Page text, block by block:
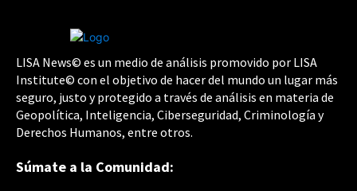
LISA News© es un medio de análisis promovido por LISA
Institute© con el objetivo de hacer del mundo un lugar más
seguro, justo y protegido a través de análisis en materia de
Geopolítica, Inteligencia, Ciberseguridad, Criminología y
Derechos Humanos, entre otros.
Súmate a la Comunidad: